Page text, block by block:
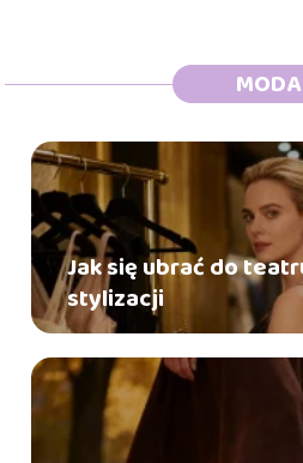
MODA
Jak się ubrać do
stylizacji